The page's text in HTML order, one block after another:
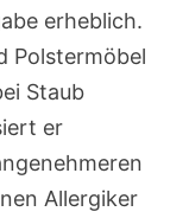
erheblich.
Polstermöbel
Staub
er
Allergiker